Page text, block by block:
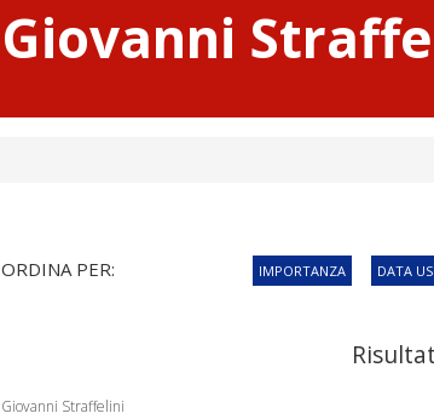
Giovanni
ORDINA PER: IMPORTANZA DATA
Giovanni Straffelini